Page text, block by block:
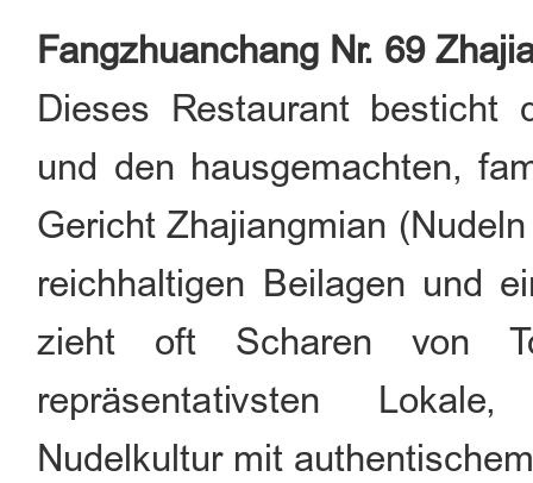
Fangzhuanchang Nr. 69
Dieses Restaurant besticht
und den hausgemachten,
Gericht Zhajiangmian
reichhaltigen Beilagen und
zieht oft Scharen von
repräsentativsten
Nudelkultur mit